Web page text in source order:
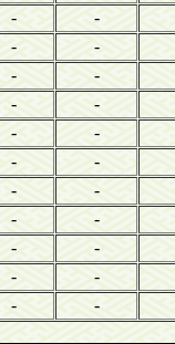
- -
- -
- -
- -
- -
- -
- -
- -
- -
- -
- -